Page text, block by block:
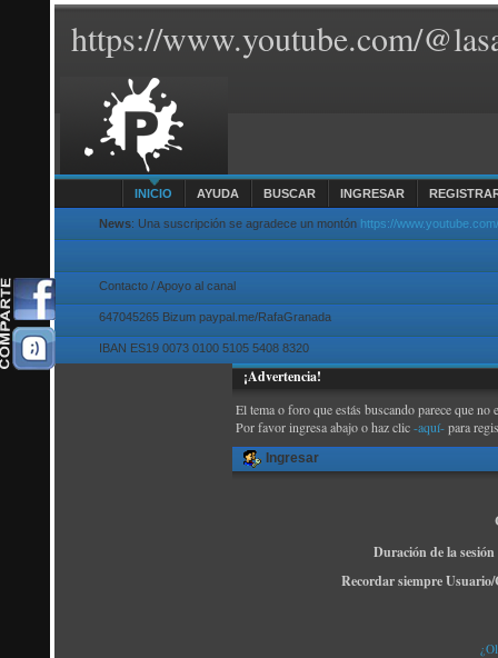
https://www.youtube.com/
INICIO AYUDA BUSCAR INGRESAR
News: Una suscripción se agradece un montón https://
Contacto / Apoyo al canal
647045265 Bizum paypal.me/RafaGranada
IBAN ES19 0073 0100 5105 5408 8320
¡Advertencia!
El tema o foro que estás buscando parece que
Por favor ingresa abajo o haz clic-aquí-para
Ingresar
Duración de la
Recordar siempre